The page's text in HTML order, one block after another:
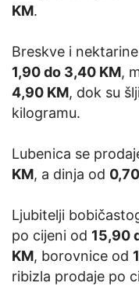
KM.
Breskve i
1,90 do 3,40 KM,
4,90 KM, dok su
kilogramu.
Lubenica se
KM, a dinja od
Ljubitelji
po cijeni od 15,90
KM, borovnice od
ribizla prodaje po